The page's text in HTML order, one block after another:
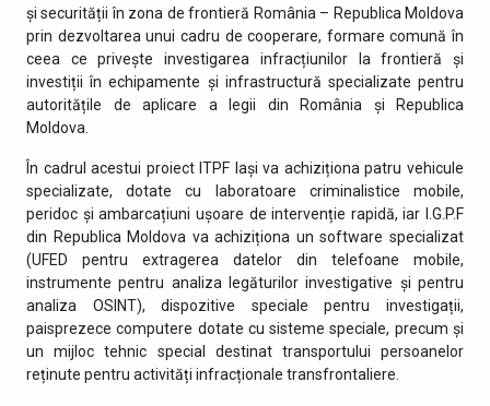
și securității în zona de frontieră România – Republica Moldova
prin dezvoltarea unui cadru de cooperare, formare comună în
ceea ce privește investigarea infracțiunilor la frontieră și
investiții în echipamente și infrastructură specializate pentru
autoritățile de aplicare a legii din România și Republica
Moldova.
În cadrul acestui proiect ITPF Iași va achiziționa patru vehicule
specializate, dotate cu laboratoare criminalistice mobile,
peridoc și ambarcațiuni ușoare de intervenție rapidă, iar I.G.P.F
din Republica Moldova va achiziționa un software specializat
(UFED pentru extragerea datelor din telefoane mobile,
instrumente pentru analiza legăturilor investigative și pentru
analiza OSINT), dispozitive speciale pentru investigații,
paisprezece computere dotate cu sisteme speciale, precum și
un mijloc tehnic special destinat transportului persoanelor
reținute pentru activități infracționale transfrontaliere.